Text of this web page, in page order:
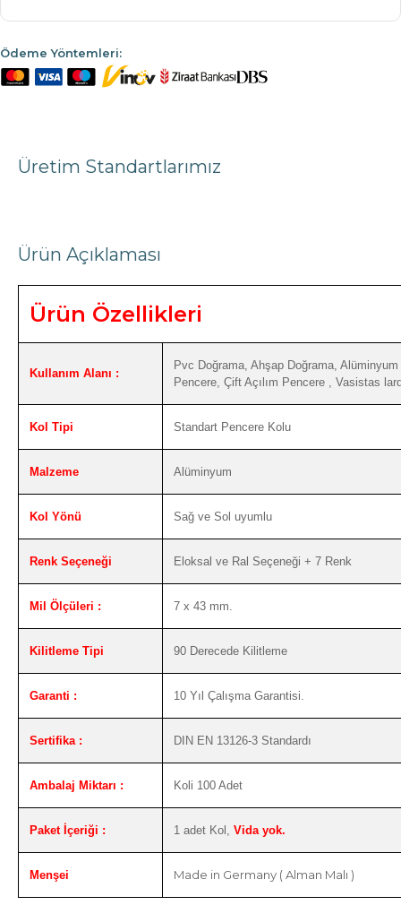
Ödeme Yöntemleri:
Ürün Açıklaması
Ürün Özellikleri
Kullanım Alanı :
Pvc Doğrama, Ahşap Doğrama,
Pencere, Çift Açılım Pencere , Vasistas
Kol Tipi Standart Pencere Kolu
Malzeme Alüminyum
Kol Yönü Sağ ve Sol uyumlu
Renk Seçeneği Eloksal ve Ral Seçeneği + 7 Renk
Mil Ölçüleri : 7 x 43 mm.
Kilitleme Tipi 90 Derecede Kilitleme
Garanti : 10 Yıl Çalışma Garantisi.
Sertifika : DIN EN 13126-3 Standardı
Ambalaj Miktarı : Koli 100 Adet
Paket İçeriği : 1 adet Kol, Vida yok.
Menşei Made in Germany ( Alman Malı )
Üretim Standartlarımız